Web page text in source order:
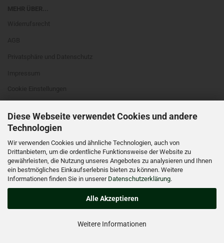
Diese Webseite verwendet Cookies und andere
Technologien
Wir verwenden Cookies und ähnliche Technologien, auch von
Drittanbietern, um die ordentliche Funktionsweise der Website zu
gewährleisten, die Nutzung unseres Angebotes zu analysieren und Ihnen
ein bestmögliches Einkaufserlebnis bieten zu können. Weitere
Informationen finden Sie in unserer Datenschutzerklärung.
Alle Akzeptieren
Weitere Informationen
WIDERRUFSRECHT
VERTRAG WIDERRUFEN
Widerrufsbelehrung